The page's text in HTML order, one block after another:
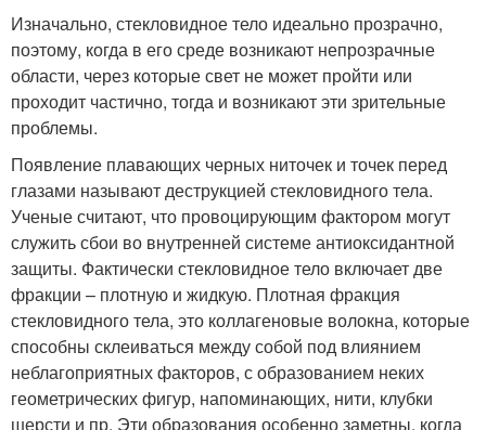
Изначально, стекловидное тело идеально прозрачно,
поэтому, когда в его среде возникают непрозрачные
области, через которые свет не может пройти или
проходит частично, тогда и возникают эти зрительные
проблемы.
Появление плавающих черных ниточек и точек перед
глазами называют деструкцией стекловидного тела.
Ученые считают, что провоцирующим фактором могут
служить сбои во внутренней системе антиоксидантной
защиты. Фактически стекловидное тело включает две
фракции – плотную и жидкую. Плотная фракция
стекловидного тела, это коллагеновые волокна, которые
способны склеиваться между собой под влиянием
неблагоприятных факторов, с образованием неких
геометрических фигур, напоминающих, нити, клубки
шерсти и пр. Эти образования особенно заметны, когда